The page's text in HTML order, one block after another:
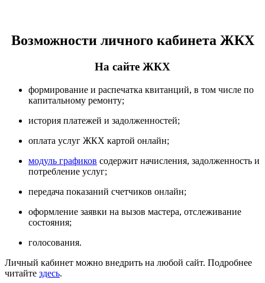
Возможности личного кабинета ЖКХ
На сайте ЖКХ
формирование и распечатка квитанций, в том числе по
капитальному ремонту;
история платежей и задолженностей;
оплата услуг ЖКХ картой онлайн;
модуль графиков содержит начисления, задолженность и
потребление услуг;
передача показаний счетчиков онлайн;
оформление заявки на вызов мастера, отслеживание
состояния;
голосования.
Личный кабинет можно внедрить на любой сайт. Подробнее
читайте здесь.